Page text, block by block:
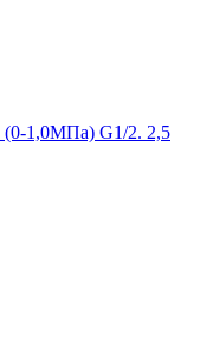
1,0МПа) G1/2. 2,5